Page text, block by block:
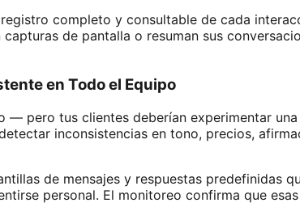
completo y consultable de cada
de pantalla o resuman sus
en Todo el Equipo
— pero tus clientes deberían experimentar
inconsistencias en tono, precios,
de mensajes y respuestas predefinidas
personal. El monitoreo confirma que